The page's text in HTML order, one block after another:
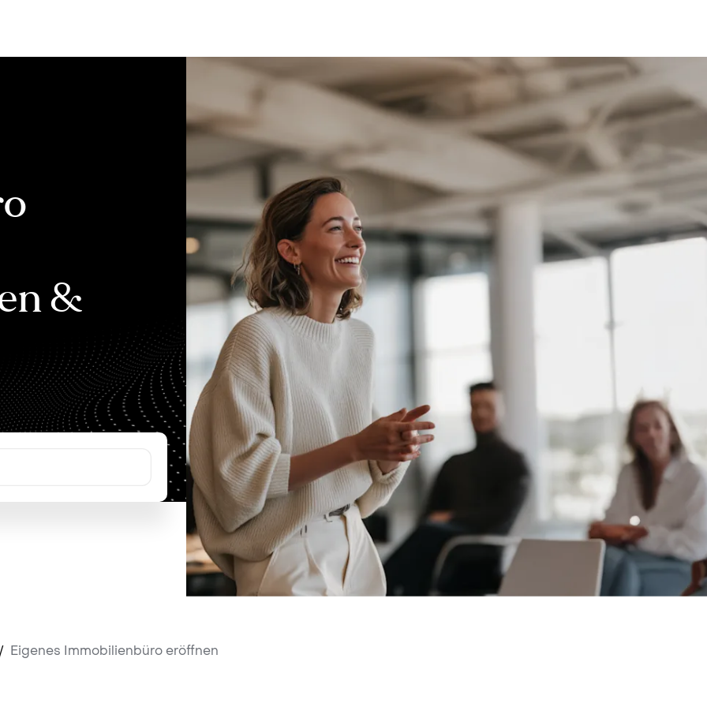
&
/ Eigenes Immobilienbüro eröffnen